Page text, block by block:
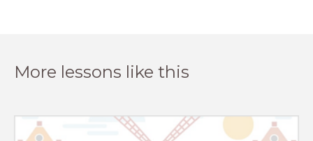
More lessons like this